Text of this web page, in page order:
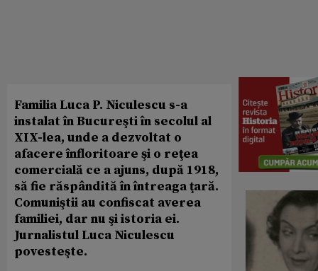
Familia Luca P. Niculescu s-a
instalat în Bucureşti în secolul al
XIX-lea, unde a dezvoltat o
afacere înfloritoare şi o reţea
comercială ce a ajuns, după 1918,
să fie răspândită în întreaga ţară.
Comuniştii au confiscat averea
familiei, dar nu şi istoria ei.
Jurnalistul Luca Niculescu
povesteşte.